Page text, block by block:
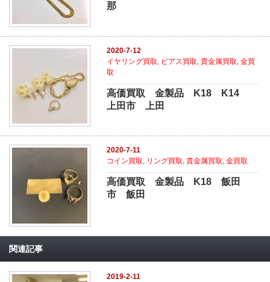
那
2020-7-12
イヤリング買取
ピアス買取 ,貴金属買取 ,金買
取
高価買取 金製品 K18 K14
上田市 上田
2020-7-11
コイン買取, リング買取,貴金属買取,金買取
高価買取 金製品 K18 飯田
市 飯田
関連記事
2019-2-11